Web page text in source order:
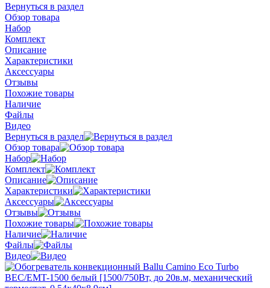
Вернуться в раздел
Обзор товара
Набор
Комплект
Описание
Характеристики
Аксессуары
Отзывы
Похожие товары
Наличие
Файлы
Видео
Вернуться в раздел
Обзор товара
Набор
Комплект
Описание
Характеристики
Аксессуары
Отзывы
Похожие товары
Наличие
Файлы
Видео